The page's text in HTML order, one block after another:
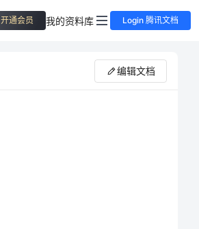
开通会员 我的资料库 Login 腾讯文档
编辑文档